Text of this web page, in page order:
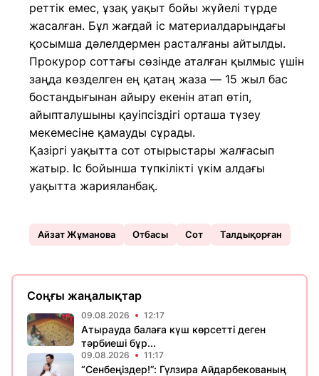
реттік емес, ұзақ уақыт бойы жүйелі түрде
жасалған. Бұл жағдай іс материалдарындағы
қосымша дәлелдермен расталғаны айтылды.
Прокурор соттағы сөзінде аталған қылмыс үшін
заңда көзделген ең қатаң жаза — 15 жыл бас
бостандығынан айыру екенін атап өтіп,
айыпталушыны қауіпсіздігі орташа түзеу
мекемесіне қамауды сұрады.
Қазіргі уақытта сот отырыстары жалғасып
жатыр. Іс бойынша түпкілікті үкім алдағы
уақытта жарияланбақ.
Айзат Жұманова Отбасы Сот Талдықорған
Соңғы жаңалықтар
09.08.2026 12:17
Атырауда балаға күш көрсетті деген
тәрбиеші бұр...
09.08.2026 11:17
“Сенбеңіздер!”: Гүлзира Айдарбекованың